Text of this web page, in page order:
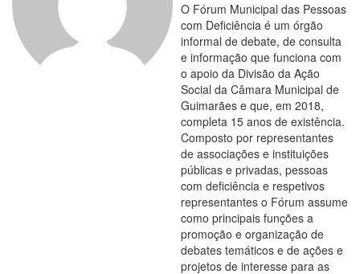
O Fórum Municipal das Pessoas
com Deficiência é um órgão
informal de debate, de consulta
e informação que funciona com
o apoio da Divisão da Ação
Social da Câmara Municipal de
Guimarães e que, em 2018,
completa 15 anos de existência.
Composto por representantes
de associações e instituições
públicas e privadas, pessoas
com deficiência e respetivos
representantes o Fórum assume
como principais funções a
promoção e organização de
debates temáticos e de ações e
projetos de interesse para as